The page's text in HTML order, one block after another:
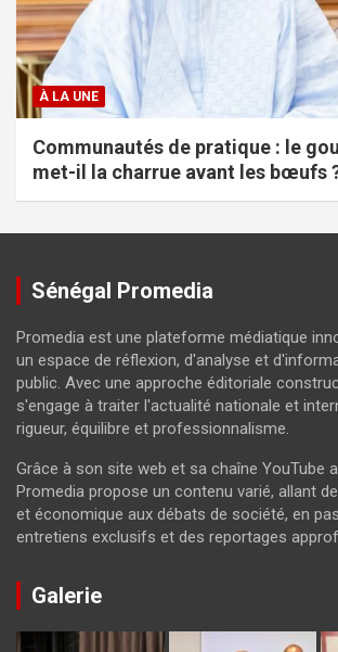
À LA UNE
Communautés de pratique : le
met-il la charrue avant les bœufs
Sénégal Promedia
Promedia est une plateforme médiatique
un espace de réflexion, d'analyse et
public. Avec une approche éditoriale
s'engage à traiter l'actualité nationale et
rigueur, équilibre et professionnalisme.
Grâce à son site web et sa chaîne YouTube
Promedia propose un contenu varié, allant
et économique aux débats de société, en
entretiens exclusifs et des reportages
Galerie